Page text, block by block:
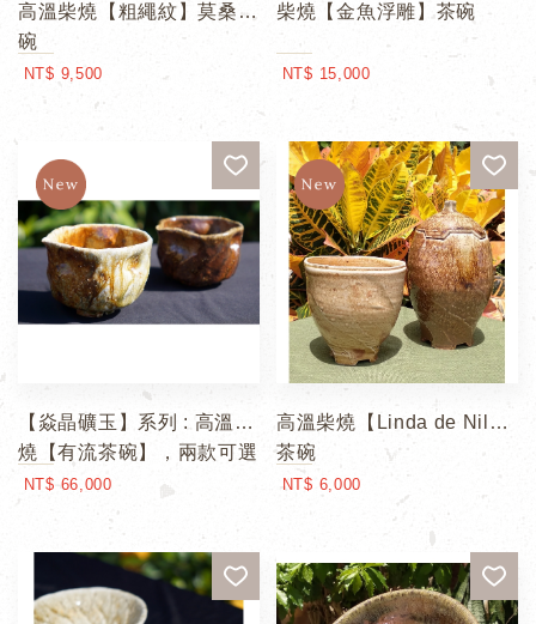
高溫柴燒【粗繩紋】莫桑茶
碗
NT$ 9,500
柴燒【金魚浮雕】茶碗
NT$ 15,000
【焱晶礦玉】系列 : 高溫柴
燒【有流茶碗】，兩款可選
NT$ 66,000
高溫柴燒【Linda de Nil】
茶碗
NT$ 6,000